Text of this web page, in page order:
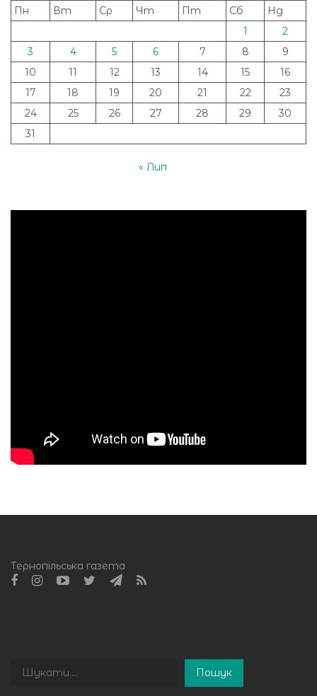
Пн
Вт Ср Чт Пт Сб
Нд
1
2
3
4 5 6 7 8
9
10
11 12 13 14 15
16
17
18 19 20 21 22
23
24
25 26 27 28 29
30
31
« Лип
Тернопільська газета
Пошук
Пошук